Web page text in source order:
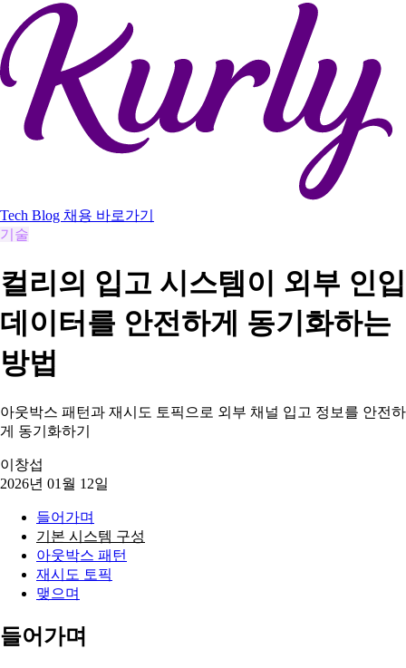
Tech Blog 채용 바로가기
기술
컬리의 입고 시스템이 외부 인입
데이터를 안전하게 동기화하는
방법
아웃박스 패턴과 재시도 토픽으로 외부 채널 입고 정보를 안전하
게 동기화하기
이창섭
2026년 01월 12일
들어가며
기본 시스템 구성
아웃박스 패턴
재시도 토픽
맺으며
들어가며